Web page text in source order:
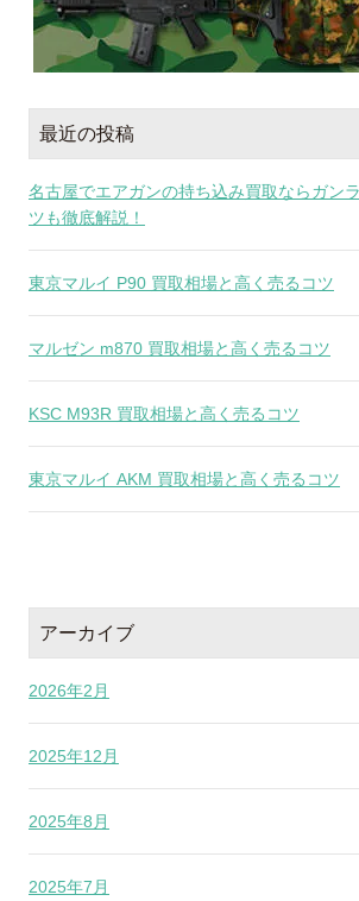
最近の投稿
名古屋でエアガンの持ち込み買取ならガン
ツも徹底解説！
東京マルイ P90 買取相場と高く売るコツ
マルゼン m870 買取相場と高く売るコツ
KSC M93R 買取相場と高く売るコツ
東京マルイ AKM 買取相場と高く売るコツ
アーカイブ
2026年2月
2025年12月
2025年8月
2025年7月